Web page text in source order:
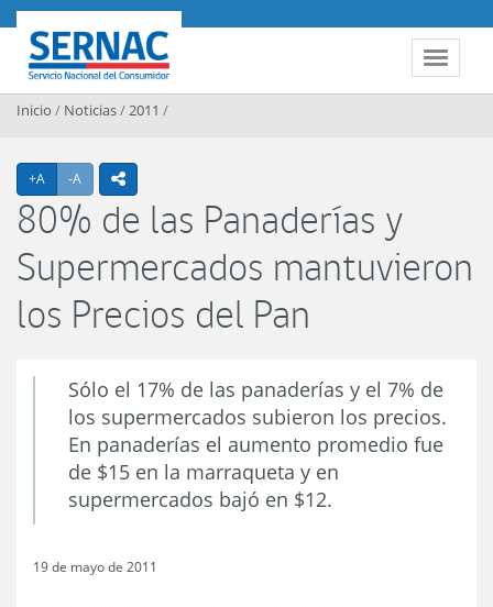
Contenido principal
Toggle
SERNAC
Inicio / Noticias/2011 /
+A Agrandar texto
-A Achicar textoicono compartir
80% de las Panaderías y
Supermercados mantuvieron
los Precios del Pan
Sólo el 17% de las panaderías y el 7% de
los supermercados subieron los precios.
En panaderías el aumento promedio fue
de $15 en la marraqueta y en
supermercados bajó en $12.
19 de mayo de 2011